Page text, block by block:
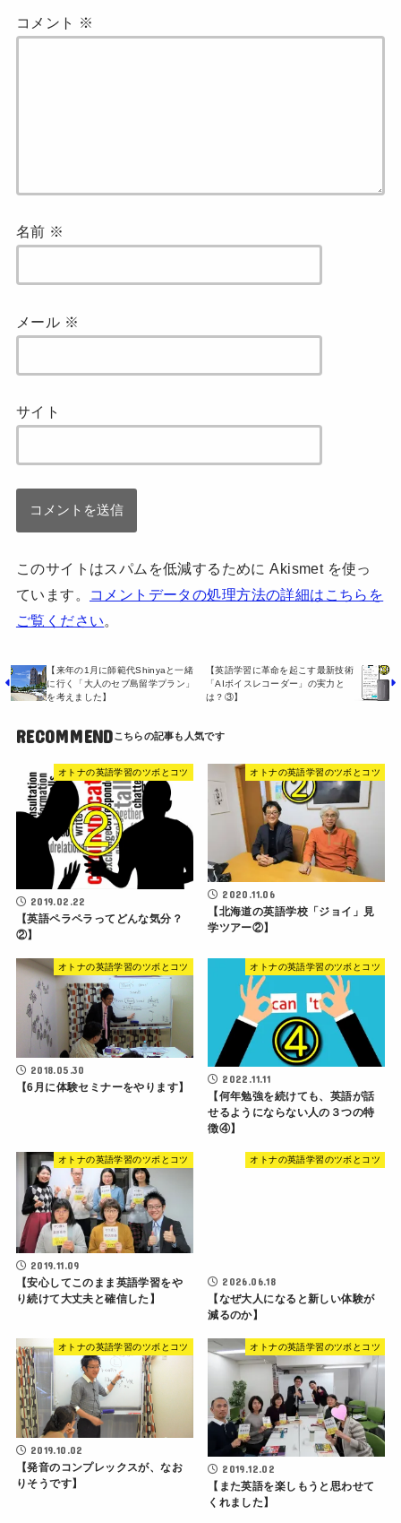
コメント ※
名前 ※
メール ※
サイト
このサイトはスパムを低減するために Akismet を使っ
ています。
コメントデータの処理方法の詳細はこちらを
ご覧ください。
【来年の1月に師範代Shinyaと一緒
に行く「大人のセブ島留学プラン」
を考えました】
【英語学習に革命を起こす最新技術
「AIボイスレコーダー」の実力と
は？③】
RECOMMEND
オトナの英語学習のツボとコツ
2019.02.22
【英語ペラペラってどんな気分？
②】
オトナの英語学習のツボとコツ
2020.11.06
【北海道の英語学校「ジョイ」見
学ツアー②】
オトナの英語学習のツボとコツ
2018.05.30
【6月に体験セミナーをやります】
オトナの英語学習のツボとコツ
2022.11.11
【何年勉強を続けても、英語が話
せるようにならない人の３つの特
徴④】
オトナの英語学習のツボとコツ
2019.11.09
【安心してこのまま英語学習をや
り続けて大丈夫と確信した】
オトナの英語学習のツボとコツ
2026.06.18
【なぜ大人になると新しい体験が
減るのか】
オトナの英語学習のツボとコツ
2019.10.02
【発音のコンプレックスが、なお
りそうです】
オトナの英語学習のツボとコツ
2019.12.02
【また英語を楽しもうと思わせて
くれました】